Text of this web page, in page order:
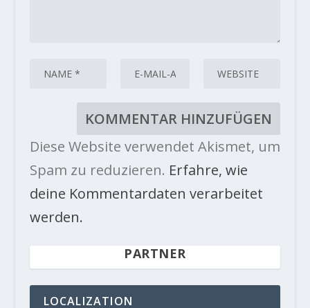
Diese Website verwendet Akismet, um
Spam zu reduzieren. Erfahre, wie
deine Kommentardaten verarbeitet
werden.
PARTNER
LOCALIZATION